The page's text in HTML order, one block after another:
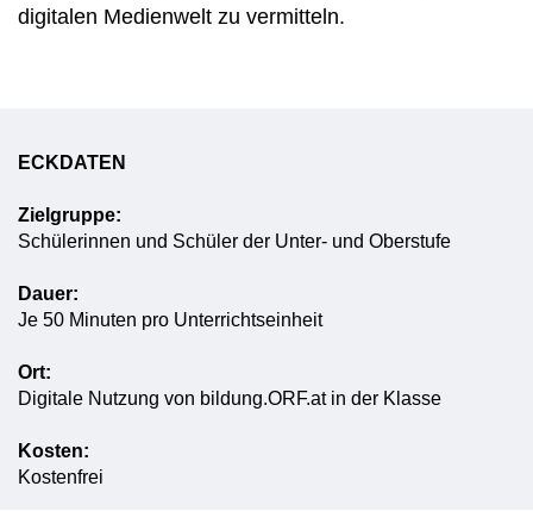
digitalen Medienwelt zu vermitteln.
ECKDATEN
Zielgruppe:
Schülerinnen und Schüler der Unter- und Oberstufe
Dauer:
Je 50 Minuten pro Unterrichtseinheit
Ort:
Digitale Nutzung von bildung.ORF.at in der Klasse
Kosten:
Kostenfrei